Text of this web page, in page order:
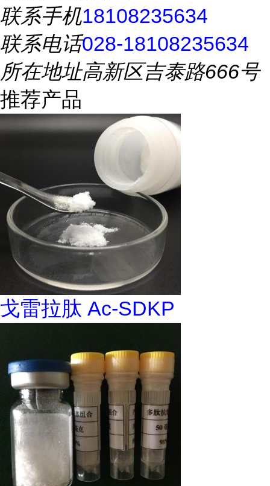
联系手机18108235634
联系电话028-18108235634
所在地址高新区吉泰路666号
推荐产品
戈雷拉肽 Ac-SDKP